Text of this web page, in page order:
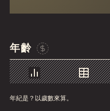
Dominican Republic
Ecuador
Croatia
年齡
贊助這張圖表
圖表 資料
年紀是？以歲數來算。